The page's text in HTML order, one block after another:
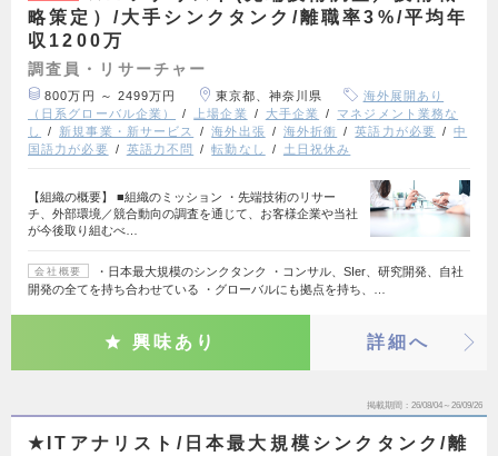
略策定）/大手シンクタンク/離職率3%/平均年
収1200万
調査員・リサーチャー
800万円 ～ 2499万円 東京都、神奈川県
海外展開あり
（日系グローバル企業）
上場企業 大手企業
マネジメント業務な
し
新規事業・新サービス 海外出張 海外折衝 英語力が必要
中
国語力が必要
英語力不問 転勤なし 土日祝休み
【組織の概要】 ■組織のミッション ・先端技術のリサー
チ、外部環境／競合動向の調査を通じて、お客様企業や当社
が今後取り組むべ…
会社概要
・日本最大規模のシンクタンク ・コンサル、SIer、研究開発、自社
開発の全てを持ち合わせている ・グローバルにも拠点を持ち、…
興味あり 詳細へ
掲載期間 26/08/04～26/09/26
★ITアナリスト/日本最大規模シンクタンク/離